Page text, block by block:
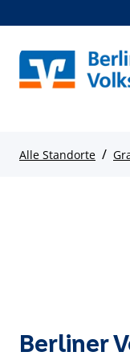
Alle Standorte /
Berliner